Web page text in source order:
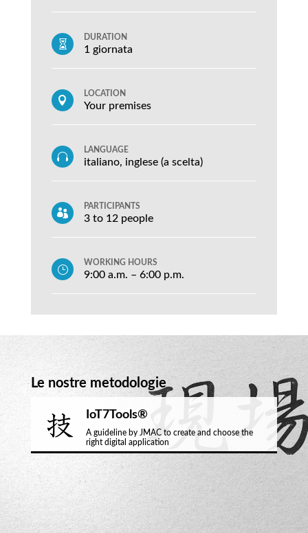

DURATION
1 giornata

LOCATION
Your premises

LANGUAGE
italiano, inglese (a scelta)

PARTICIPANTS
3 to 12 people
}
WORKING HOURS
9:00 a.m. – 6:00 p.m.
Le nostre metodologie
IoT7Tools®
A guideline by JMAC to create and choose the
right digital application